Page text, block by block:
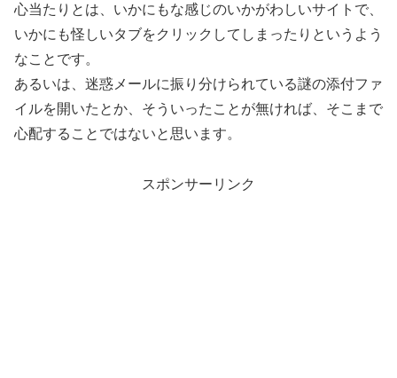
心当たりとは、いかにもな感じのいかがわしいサイトで、
いかにも怪しいタブをクリックしてしまったりというよう
なことです。
あるいは、迷惑メールに振り分けられている謎の添付ファ
イルを開いたとか、そういったことが無ければ、そこまで
心配することではないと思います。
スポンサーリンク